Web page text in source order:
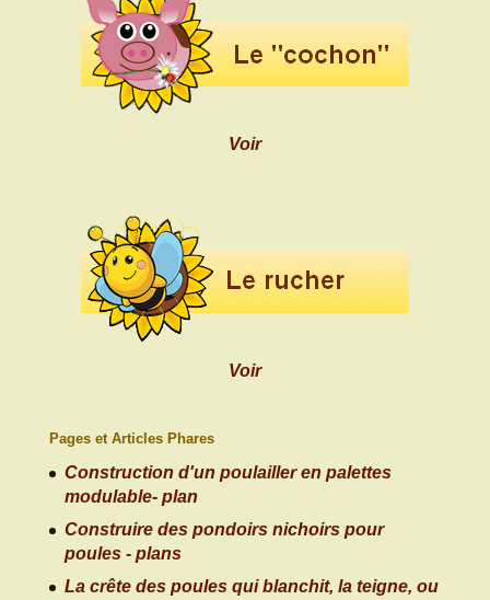
Voir
Voir
Pages et Articles Phares
Construction d'un poulailler en palettes
modulable- plan
Construire des pondoirs nichoirs pour
poules - plans
La crête des poules qui blanchit, la teigne, ou